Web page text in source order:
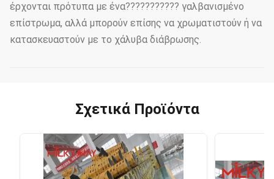
έρχονται πρότυπα με ένα??????????? γαλβανισμένο
επίστρωμα, αλλά μπορούν επίσης να χρωματιστούν ή να
κατασκευαστούν με το χάλυβα διάβρωσης.
Σχετικά Προϊόντα